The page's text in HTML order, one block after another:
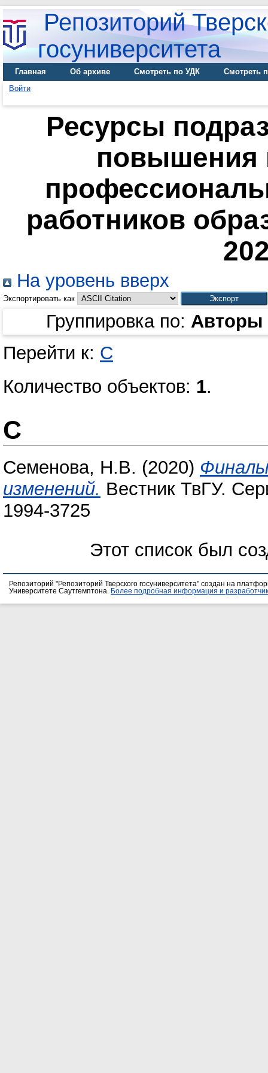
Репозиторий
госуниверситета
Главная Об архиве Смотреть по УДК
Смотреть
Войти
Ресурсы
повышения
работников
На уровень вверх
Экспортировать как
Группировка по: Авторы
Перейти к: С
Количество объектов: 1.
С
Семенова, Н.В. (2020) Финалы
изменений. Вестник ТвГУ.
1994-3725
Этот список был
Репозиторий "Репозиторий Тверского госуниверситета" создан на
Университете Саутгемптона.
Более подробная информация и